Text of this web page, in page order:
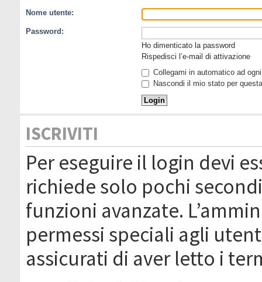
Nome utente:
Password:
Ho dimenticato la password
Rispedisci l’e-mail di attivazione
Collegami in automatico ad
Nascondi il mio stato per
ISCRIVITI
Per eseguire il login devi
richiede solo pochi
funzioni avanzate.
permessi speciali agli
assicurati di aver letto i